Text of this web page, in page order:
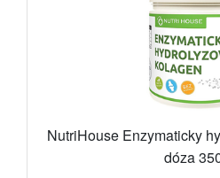
NutriHouse Enzymaticky
dóza